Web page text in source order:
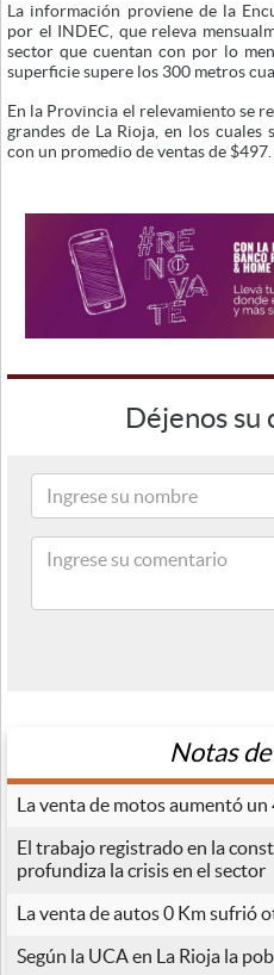
La información proviene de la
por el INDEC, que releva
sector que cuentan con por lo
superficie supere los 300 metros
En la Provincia el relevamiento se
grandes de La Rioja, en los cuales
con un promedio de ventas de $497.
Déjenos su
Notas
La venta de motos aumentó un
El trabajo registrado en la
profundiza la crisis en el sector
La venta de autos 0 Km sufrió
Según la UCA en La Rioja la